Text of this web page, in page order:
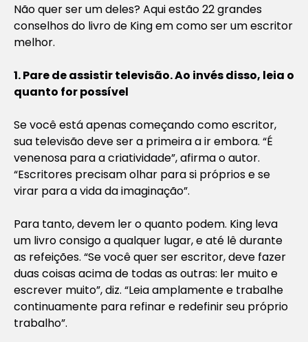
Não quer ser um deles? Aqui estão 22 grandes
conselhos do livro de King em como ser um escritor
melhor.
1. Pare de assistir televisão. Ao invés disso, leia o
quanto for possível
Se você está apenas começando como escritor,
sua televisão deve ser a primeira a ir embora. “É
venenosa para a criatividade”, afirma o autor.
“Escritores precisam olhar para si próprios e se
virar para a vida da imaginação”.
Para tanto, devem ler o quanto podem. King leva
um livro consigo a qualquer lugar, e até lê durante
as refeições. “Se você quer ser escritor, deve fazer
duas coisas acima de todas as outras: ler muito e
escrever muito”, diz. “Leia amplamente e trabalhe
continuamente para refinar e redefinir seu próprio
trabalho”.